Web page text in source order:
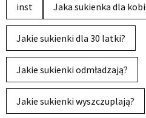
inst Jaka sukienka dla
Jakie sukienki dla 30 latki?
Jakie sukienki odmładzają?
Jakie sukienki wyszczuplają?